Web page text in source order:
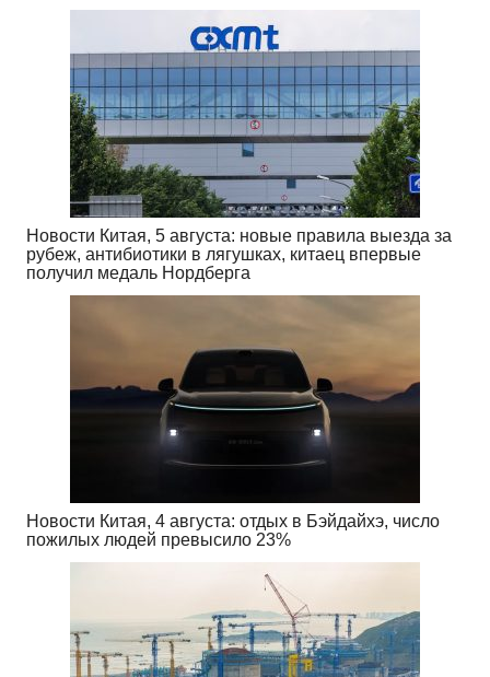
Новости Китая, 5 августа: новые правила выезда за
рубеж, антибиотики в лягушках, китаец впервые
получил медаль Нордберга
Новости Китая, 4 августа: отдых в Бэйдайхэ, число
пожилых людей превысило 23%